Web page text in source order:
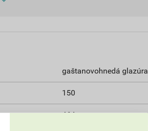
gaštanovohnedá glazúra
150
464 mm